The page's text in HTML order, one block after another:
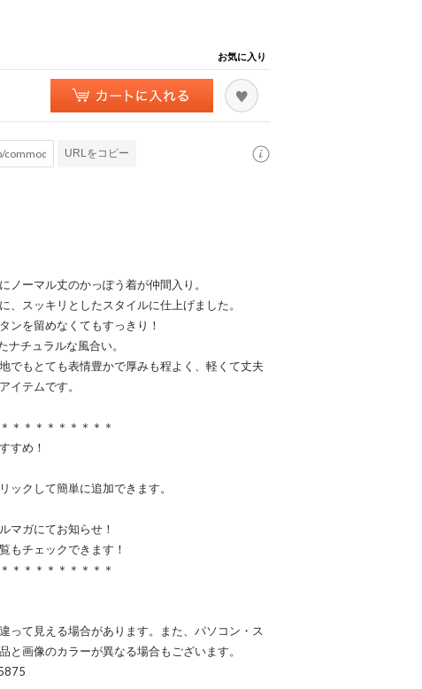
お気に入り
URLをコピー
ノーマル丈のかっぽう着が仲間入り。
、スッキリとしたスタイルに仕上げました。
ンを留めなくてもすっきり！
チュラルな風合い。
でもとても表情豊かで厚みも程よく、軽くて丈夫
イテムです。
＊＊＊＊＊＊＊＊＊
すめ！
ックして簡単に追加できます。
マガにてお知らせ！
もチェックできます！
＊＊＊＊＊＊＊＊＊
って見える場合があります。また、パソコン・ス
と画像のカラーが異なる場合もございます。